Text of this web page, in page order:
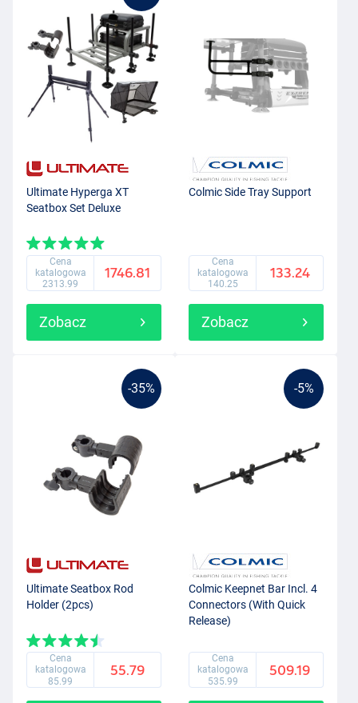
Ultimate Hyperga XT
Seatbox Set Deluxe
Cena
katalogowa
2313.99
1746.81
Zobacz
Colmic Side Tray Support
Cena
katalogowa
140.25
133.24
Zobacz
-35%
Ultimate Seatbox Rod
Holder (2pcs)
Cena
katalogowa
85.99
55.79
-5%
Colmic Keepnet Bar Incl. 4
Connectors (With Quick
Release)
Cena
katalogowa
535.99
509.19